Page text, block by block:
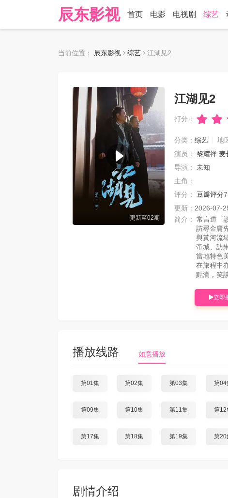
辰东影视 首页 电影 电视剧 综艺
当前位置： 辰东影视 综艺 江湖见2
更新至02期
江湖见2
打分：
分类： 综艺 地
演员：
黎耀祥 麦
导演：
未知
主角：
评分：
豆瓣评分
更新： 2026-07-
简介：
常言道「
訪尋金庸
與黃河流
帝城、訪
當地特色
在旅程中
點滴，笑
立即
播放线路 如意播放
第01集 第02集 第03集 第04
第09集 第10集 第11集 第12
第17集 第18集 第19集 第20
剧情介绍